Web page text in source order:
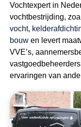
Vochtexpert in
vochtbestrijding,
vocht,
bouw en levert
VVE’s,
ervaringen van